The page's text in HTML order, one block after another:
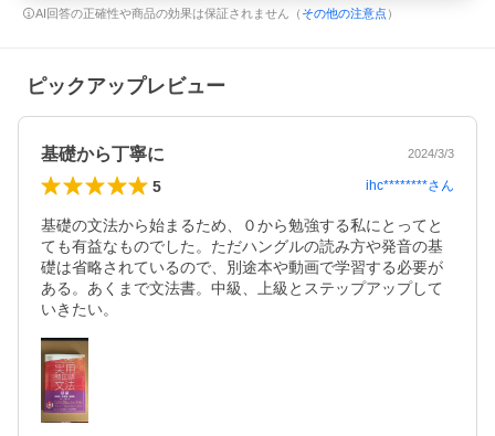
AI回答の正確性や商品の効果は保証されません（ その他の注意点 ）
ピックアップレビュー
基礎から丁寧に 2024/3/3
5 ihc********さん
基礎の文法から始まるため、０から勉強する私にとってと
ても有益なものでした。ただハングルの読み方や発音の基
礎は省略されているので、別途本や動画で学習する必要が
ある。あくまで文法書。中級、上級とステップアップして
いきたい。